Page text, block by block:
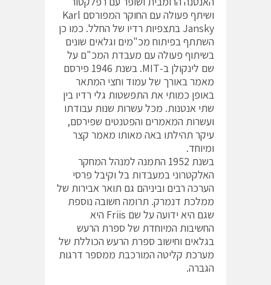
ושיתף פעולה עם החוקר המפורסם Karl
Jansky בתצפיות רדיו של החלל. כמו כן
השתתף בפיתוח מכ"מים וגלאים שונים
בשיתוף פעולה עם מעבדת המכ"ם על
שם לינקולן ב-MIT. בשנת 1946 פירסם
מאמר באורך של עמוד וחצי המתאר
באופן כמותי את התפשטות גלי רדיו בין
שתי אנטנות. מכל עשרות שנות עבודתו
ועשרות המאמרים והפטנטים שפירסם,
עיקר תהילתו באה מאותו מאמר קצר
ומיוחד.
בשנת 1952 התמנה למנהל המחקר
האלקטרוני במעבדות בל וקיבל פרסי
הערכה רבים וביניהם גם תואר אבירות של
ממלכת דנמרק. תרומה חשובה נוספת
שגם היא ידועה על שם Friis היא
החשיבות המיוחדת של ספרת הרעש
בגלאים וחישוב ספרת הרעש הכוללת של
מערכת קליטה המורכבת ממספר דרגות
הגברה.